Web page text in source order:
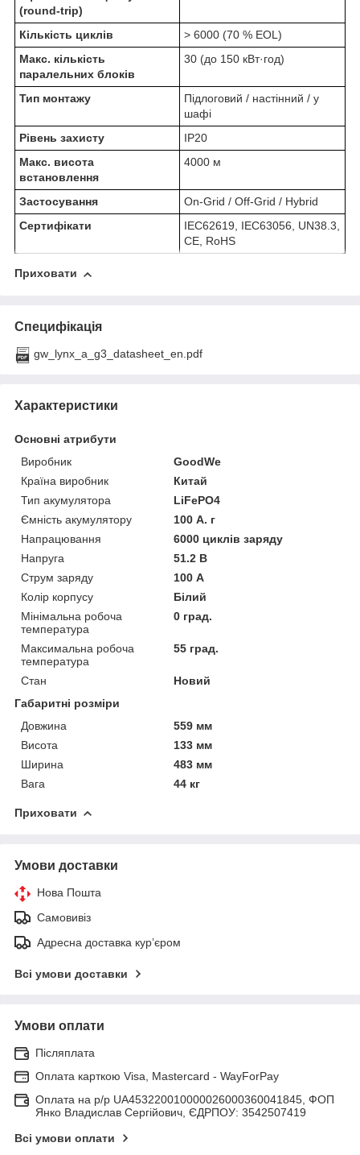
(round-trip)
Кількість циклів
> 6000 (70 % EOL)
Макс. кількість
паралельних блоків
30 (до 150 кВт·год)
Тип монтажу
Підлоговий / настінний / у
шафі
Рівень захисту
ІР20
Макс. висота
встановлення
4000 м
Застосування
On-Grid / Off-Grid / Hybrid
Сертифікати
IEC62619, IEC63056, UN38.3,
CE, RoHS
Приховати
Специфікація
gw_lynx_a_g3_datasheet_en.pdf
Характеристики
Основні атрибути
Виробник
GoodWe
Країна виробник
Китай
Тип акумулятора
LiFePO4
Ємність акумулятору
100 А. г
Напрацювання
6000 циклів заряду
Напруга
51.2 В
Струм заряду
100 А
Колір корпусу
Білий
Мінімальна робоча
температура
0 град.
Максимальна робоча
температура
55 град.
Стан
Новий
Габаритні розміри
Довжина
559 мм
Висота
133 мм
Ширина
483 мм
Вага
44 кг
Приховати
Умови доставки
Нова Пошта
Самовивіз
Адресна доставка курʼєром
Всі умови доставки
Умови оплати
Післяплата
Оплата карткою Visa, Mastercard - WayForPay
Оплата на р/р UA453220010000026000360041845, ФОП
Янко Владислав Сергійович, ЄДРПОУ: 3542507419
Всі умови оплати